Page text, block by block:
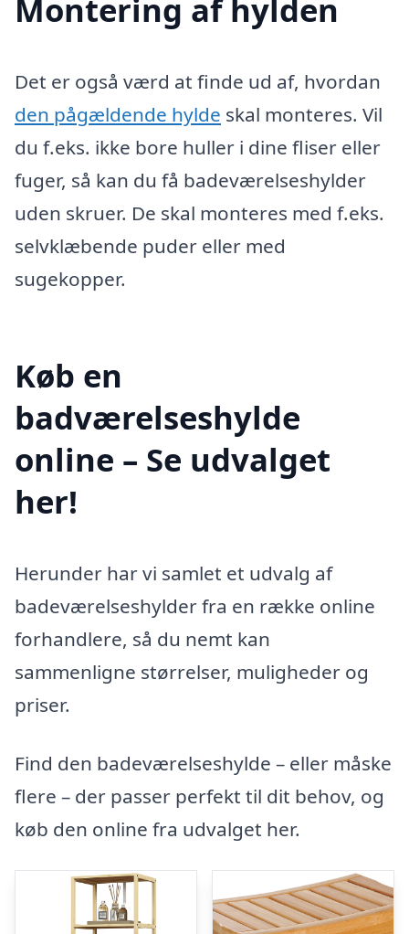
Montering af hylden
Det er også værd at finde ud af, hvordan
den pågældende hylde skal monteres. Vil
du f.eks. ikke bore huller i dine fliser eller
fuger, så kan du få badeværelseshylder
uden skruer. De skal monteres med f.eks.
selvklæbende puder eller med
sugekopper.
Køb en
badværelseshylde
online – Se udvalget
her!
Herunder har vi samlet et udvalg af
badeværelseshylder fra en række online
forhandlere, så du nemt kan
sammenligne størrelser, muligheder og
priser.
Find den badeværelseshylde – eller måske
flere – der passer perfekt til dit behov, og
køb den online fra udvalget her.